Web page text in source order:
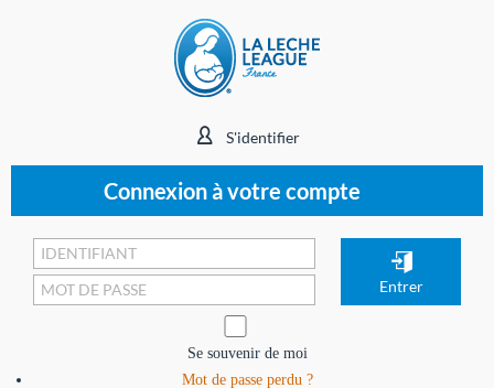
S'identifier
Connexion à votre compte
Se souvenir de moi
Mot de passe perdu ?